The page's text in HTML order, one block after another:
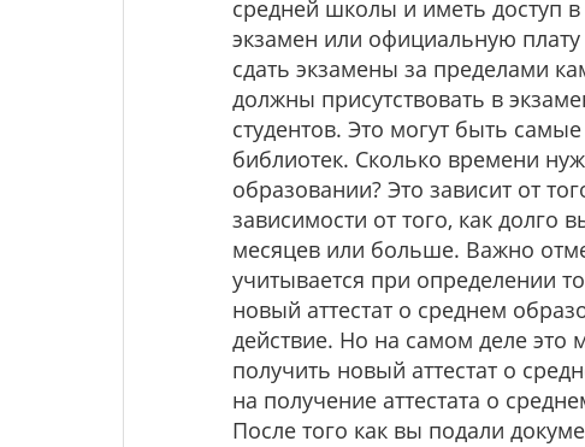
средней школы и иметь доступ
экзамен или официальную
сдать экзамены за пределами
должны присутствовать в
студентов. Это могут быть
библиотек. Сколько времени
образовании? Это зависит от
зависимости от того, как долго
месяцев или больше. Важно
учитывается при определении
новый аттестат о среднем
действие. Но на самом деле
получить новый аттестат о
на получение аттестата о
После того как вы подали